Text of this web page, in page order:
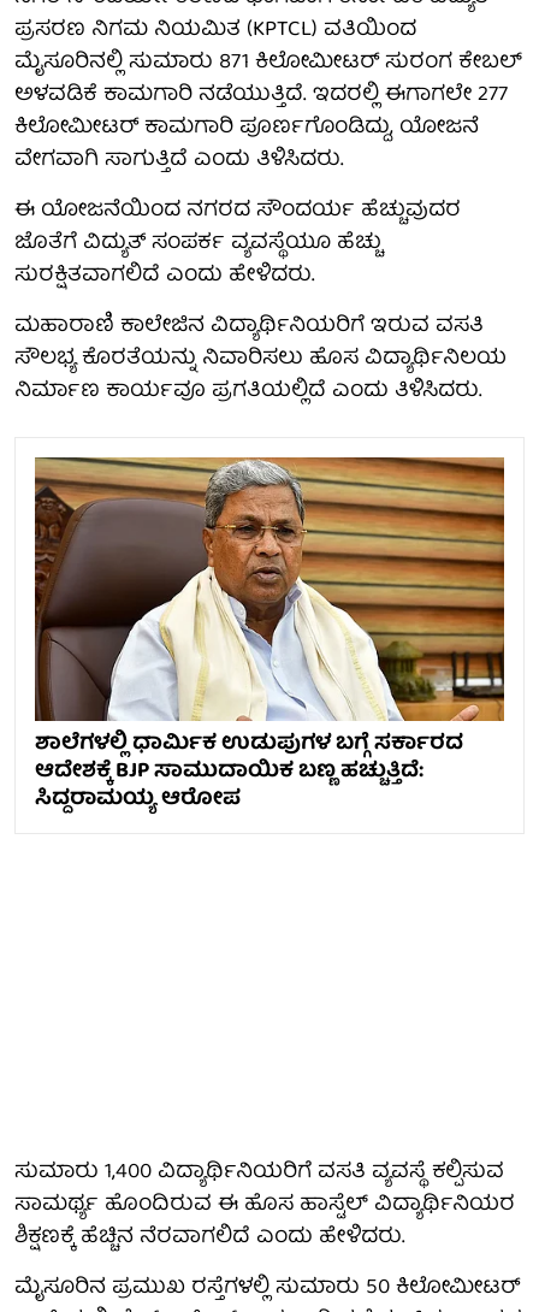
ಪ್ರಸರಣ ನಿಗಮ ನಿಯಮಿತ (KPTCL) ವತಿಯಿಂದ
ಮೈಸೂರಿನಲ್ಲಿ ಸುಮಾರು 871 ಕಿಲೋಮೀಟರ್ ಸುರಂಗ ಕೇಬಲ್
ಅಳವಡಿಕೆ ಕಾಮಗಾರಿ ನಡೆಯುತ್ತಿದೆ. ಇದರಲ್ಲಿ ಈಗಾಗಲೇ 277
ಕಿಲೋಮೀಟರ್ ಕಾಮಗಾರಿ ಪೂರ್ಣಗೊಂಡಿದ್ದು, ಯೋಜನೆ
ವೇಗವಾಗಿ ಸಾಗುತ್ತಿದೆ ಎಂದು ತಿಳಿಸಿದರು.
ಈ ಯೋಜನೆಯಿಂದ ನಗರದ ಸೌಂದರ್ಯ ಹೆಚ್ಚುವುದರ
ಜೊತೆಗೆ ವಿದ್ಯುತ್ ಸಂಪರ್ಕ ವ್ಯವಸ್ಥೆಯೂ ಹೆಚ್ಚು
ಸುರಕ್ಷಿತವಾಗಲಿದೆ ಎಂದು ಹೇಳಿದರು.
ಮಹಾರಾಣಿ ಕಾಲೇಜಿನ ವಿದ್ಯಾರ್ಥಿನಿಯರಿಗೆ ಇರುವ ವಸತಿ
ಸೌಲಭ್ಯ ಕೊರತೆಯನ್ನು ನಿವಾರಿಸಲು ಹೊಸ ವಿದ್ಯಾರ್ಥಿನಿಲಯ
ನಿರ್ಮಾಣ ಕಾರ್ಯವೂ ಪ್ರಗತಿಯಲ್ಲಿದೆ ಎಂದು ತಿಳಿಸಿದರು.
ಶಾಲೆಗಳಲ್ಲಿ ಧಾರ್ಮಿಕ ಉಡುಪುಗಳ ಬಗ್ಗೆ ಸರ್ಕಾರದ
ಆದೇಶಕ್ಕೆ BJP ಸಾಮುದಾಯಿಕ ಬಣ್ಣ ಹಚ್ಚುತ್ತಿದೆ:
ಸಿದ್ದರಾಮಯ್ಯ ಆರೋಪ
ಸುಮಾರು 1,400 ವಿದ್ಯಾರ್ಥಿನಿಯರಿಗೆ ವಸತಿ ವ್ಯವಸ್ಥೆ ಕಲ್ಪಿಸುವ
ಸಾಮರ್ಥ್ಯ ಹೊಂದಿರುವ ಈ ಹೊಸ ಹಾಸ್ಟೆಲ್ ವಿದ್ಯಾರ್ಥಿನಿಯರ
ಶಿಕ್ಷಣಕ್ಕೆ ಹೆಚ್ಚಿನ ನೆರವಾಗಲಿದೆ ಎಂದು ಹೇಳಿದರು.
ಮೈಸೂರಿನ ಪ್ರಮುಖ ರಸ್ತೆಗಳಲ್ಲಿ ಸುಮಾರು 50 ಕಿಲೋಮೀಟರ್